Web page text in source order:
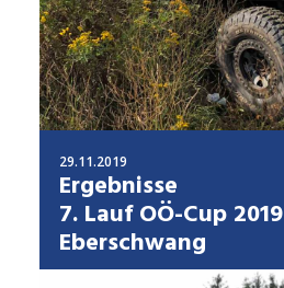
29.11.2019
Ergebnisse
7. Lauf OÖ-Cup 2019
Eberschwang